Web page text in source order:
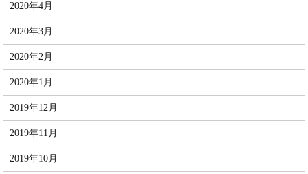
2020年4月
2020年3月
2020年2月
2020年1月
2019年12月
2019年11月
2019年10月